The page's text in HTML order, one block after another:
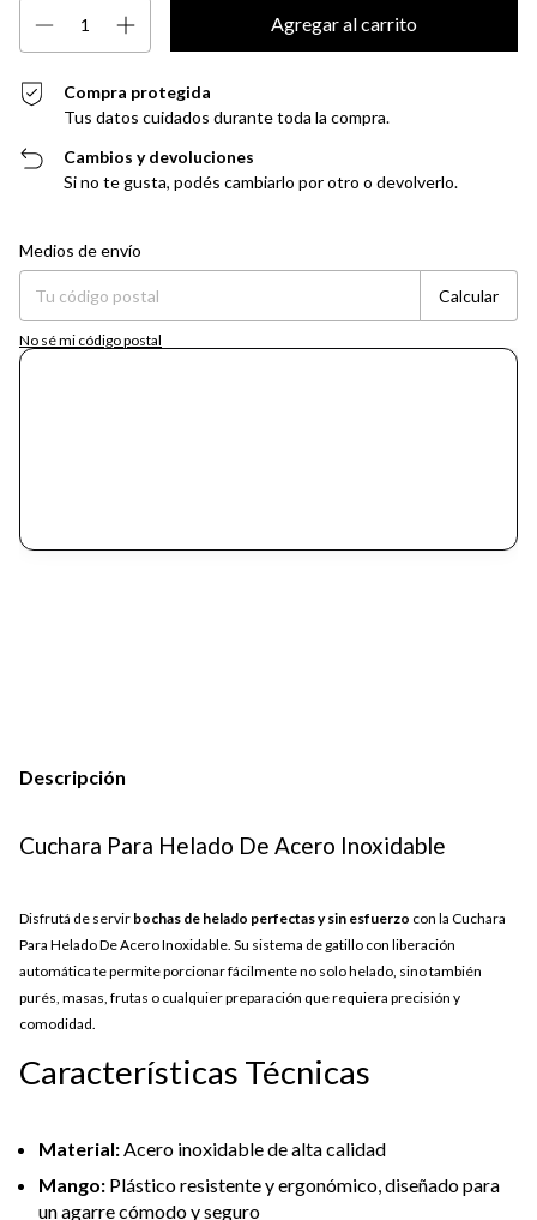
Compra protegida
Tus datos cuidados durante toda la compra.
Cambios y devoluciones
Si no te gusta, podés cambiarlo por otro o devolverlo.
Entregas para el CP:
Medios de envío
Calcular
No sé mi código postal
Descripción
Cuchara Para Helado De Acero Inoxidable
Disfrutá de servir bochas de helado perfectas y sin esfuerzo con la Cuchara
Para Helado De Acero Inoxidable. Su sistema de gatillo con liberación
automática te permite porcionar fácilmente no solo helado, sino también
purés, masas, frutas o cualquier preparación que requiera precisión y
comodidad.
Características Técnicas
Material:Acero inoxidable de alta calidad
Mango: Plástico resistente y ergonómico, diseñado para
un agarre cómodo y seguro